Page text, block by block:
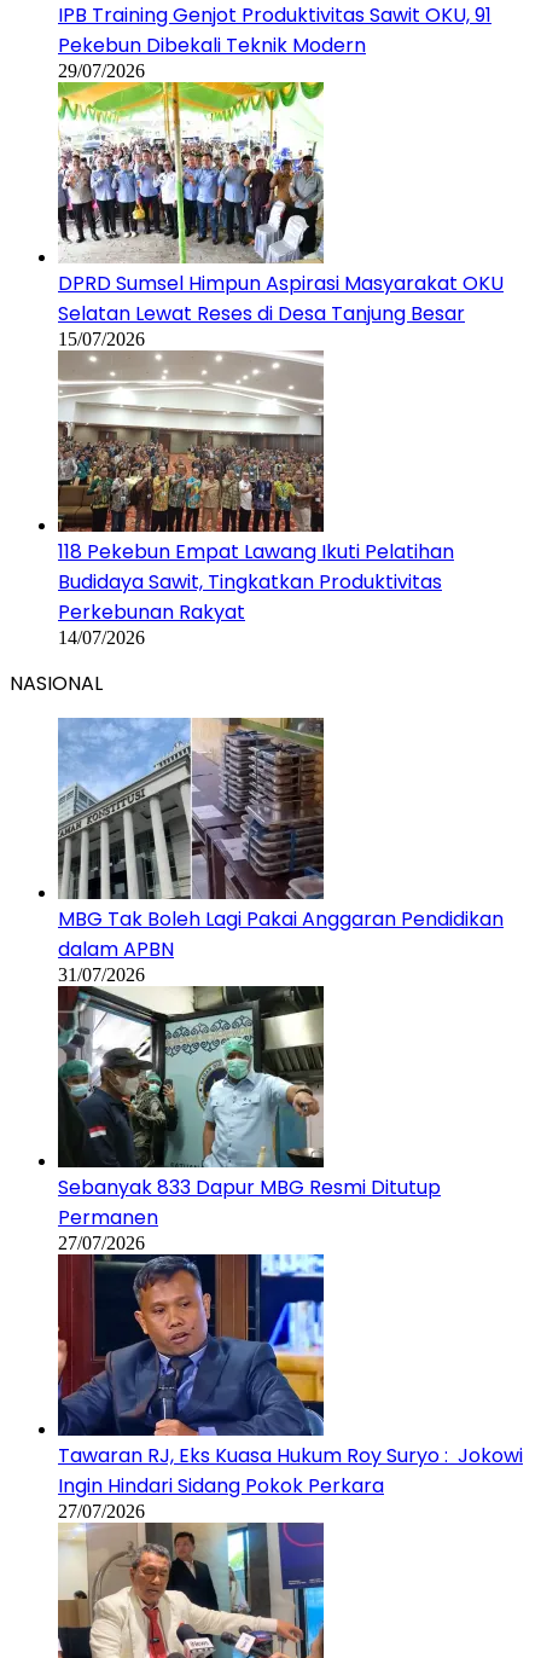
IPB Training Genjot Produktivitas Sawit OKU, 91
Pekebun Dibekali Teknik Modern
29/07/2026
DPRD Sumsel Himpun Aspirasi Masyarakat OKU
Selatan Lewat Reses di Desa Tanjung Besar
15/07/2026
118 Pekebun Empat Lawang Ikuti Pelatihan
Budidaya Sawit, Tingkatkan Produktivitas
Perkebunan Rakyat
14/07/2026
NASIONAL
MBG Tak Boleh Lagi Pakai Anggaran Pendidikan
dalam APBN
31/07/2026
Sebanyak 833 Dapur MBG Resmi Ditutup
Permanen
27/07/2026
Tawaran RJ, Eks Kuasa Hukum Roy Suryo : Jokowi
Ingin Hindari Sidang Pokok Perkara
27/07/2026